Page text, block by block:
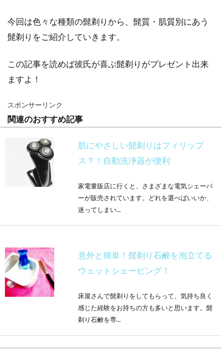
今回は色々な種類の髭剃りから、髭質・肌質別にあう
髭剃りをご紹介していきます。
この記事を読めば彼氏が喜ぶ髭剃りがプレゼント出来
ますよ！
スポンサーリンク
関連のおすすめ記事
肌にやさしい髭剃りはフィリップ
ス？！自動洗浄器が便利
家電量販店に行くと、さまざまな電気シェーバ
ーが販売されています。どれを選べばいいか、
迷ってしまい...
意外と簡単！髭剃り石鹸を泡立てる
ウェットシェービング！
床屋さんで髭剃りをしてもらって、気持ち良く
感じた経験をお持ちの方も多いと思います。髭
剃り石鹸を専...